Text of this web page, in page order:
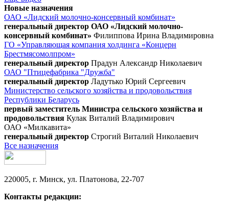
Новые назначения
ОАО «Лидский молочно-консервный комбинат»
генеральный директор ОАО «Лидский молочно-
консервный комбинат» Филиппова Ирина Владимировна
ГО «Управляющая компания холдинга «Концерн
Брестмясомолпром»
генеральный директор Прадун Александр Николаевич
ОАО "Птицефабрика "Дружба"
генеральный директор Ладутько Юрий Сергеевич
Министерство сельского хозяйства и продовольствия
Республики Беларусь
первый заместитель Министра сельского хозяйства и
продовольствия Кулак Виталий Владимирович
ОАО «Милкавита»
генеральный директор Строгий Виталий Николаевич
Все назначения
220005, г. Минск, ул. Платонова, 22-707
Контакты редакции: